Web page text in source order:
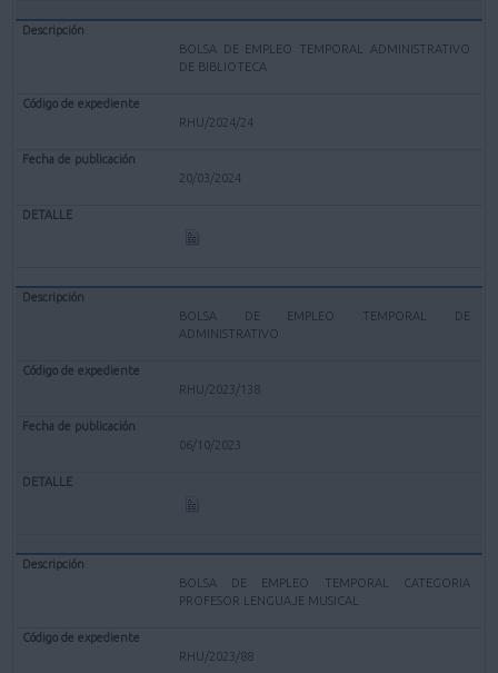
BOLSA DE EMPLEO TEMPORAL ADMINISTRATIVO
DE BIBLIOTECA
RHU/2024/24
20/03/2024
BOLSA DE EMPLEO TEMPORAL DE
ADMINISTRATIVO
RHU/2023/138
06/10/2023
BOLSA DE EMPLEO TEMPORAL CATEGORIA
PROFESOR LENGUAJE MUSICAL
RHU/2023/88